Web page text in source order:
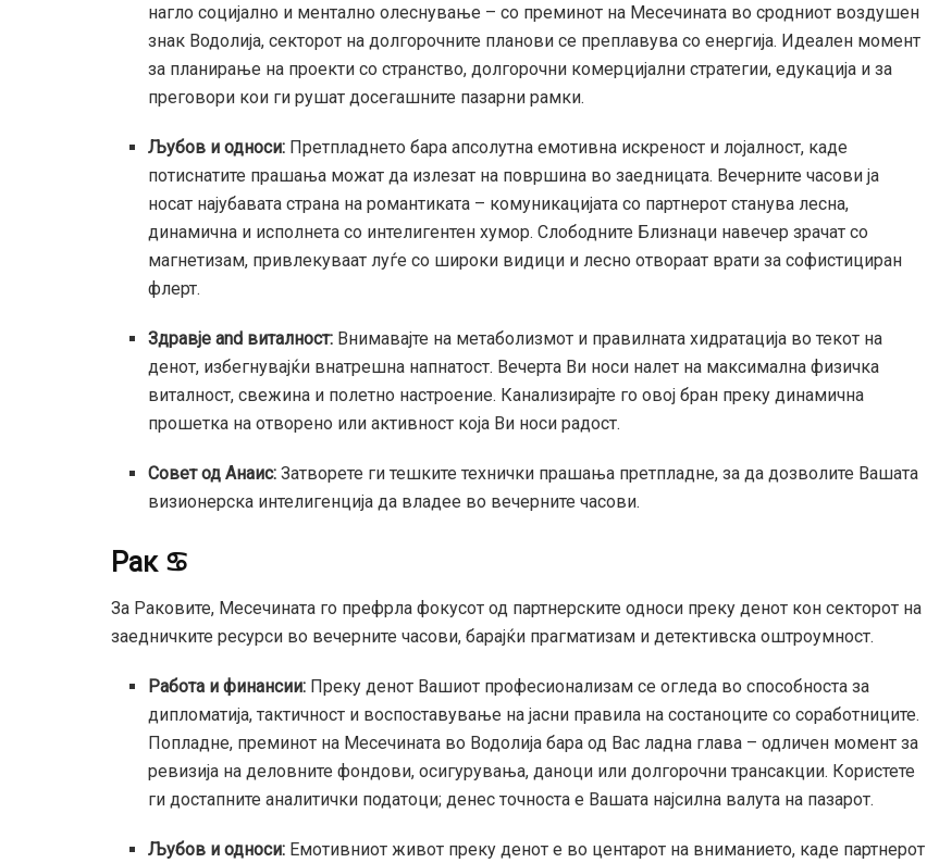
нагло социјално и ментално олеснување – со преминот на Месечината во сродниот воздушен
знак Водолија, секторот на долгорочните планови се преплавува со енергија. Идеален момент
за планирање на проекти со странство, долгорочни комерцијални стратегии, едукација и за
преговори кои ги рушат досегашните пазарни рамки.
Љубов и односи: Претпладнето бара апсолутна емотивна искреност и лојалност, каде
потиснатите прашања можат да излезат на површина во заедницата. Вечерните часови ја
носат најубавата страна на романтиката – комуникацијата со партнерот станува лесна,
динамична и исполнета со интелигентен хумор. Слободните Близнаци навечер зрачат со
магнетизам, привлекуваат луѓе со широки видици и лесно отвораат врати за софистициран
флерт.
Здравје and виталност: Внимавајте на метаболизмот и правилната хидратација во текот на
денот, избегнувајќи внатрешна напнатост. Вечерта Ви носи налет на максимална физичка
виталност, свежина и полетно настроение. Канализирајте го овој бран преку динамична
прошетка на отворено или активност која Ви носи радост.
Совет од Анаис: Затворете ги тешките технички прашања претпладне, за да дозволите Вашата
визионерска интелигенција да владее во вечерните часови.
Рак ♋
За Раковите, Месечината го префрла фокусот од партнерските односи преку денот кон секторот на
заедничките ресурси во вечерните часови, барајќи прагматизам и детективска оштроумност.
Работа и финансии: Преку денот Вашиот професионализам се огледа во способноста за
дипломатија, тактичност и воспоставување на јасни правила на состаноците со соработниците.
Попладне, преминот на Месечината во Водолија бара од Вас ладна глава – одличен момент за
ревизија на деловните фондови, осигурувања, даноци или долгорочни трансакции. Користете
ги достапните аналитички податоци; денес точноста е Вашата најсилна валута на пазарот.
Љубов и односи: Емотивниот живот преку денот е во центарот на вниманието, каде партнерот